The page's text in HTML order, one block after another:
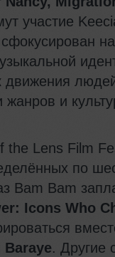
участие
на
движения
и
the Lens Film
по
Bam Bam
Icons Who
Baraye. Другие